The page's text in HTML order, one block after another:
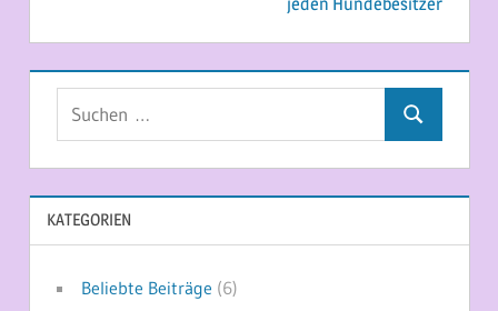
Suchen
KATEGORIEN
Beliebte Beiträge (6)